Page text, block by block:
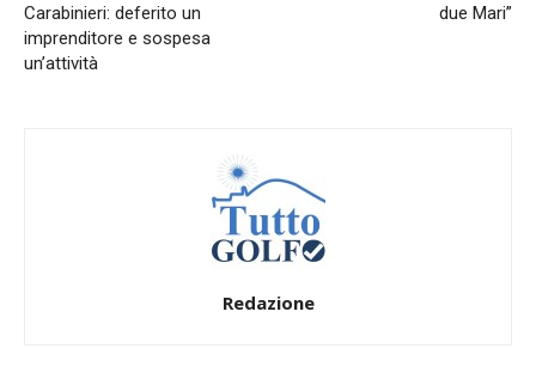
Carabinieri: deferito un
imprenditore e sospesa
un’attività
due Mari”
Redazione